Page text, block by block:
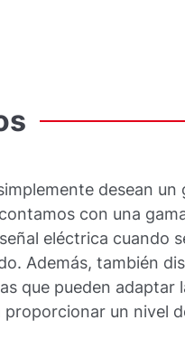
desean un
con una
eléctrica cuando
Además, también
que pueden adaptar
proporcionar un nivel